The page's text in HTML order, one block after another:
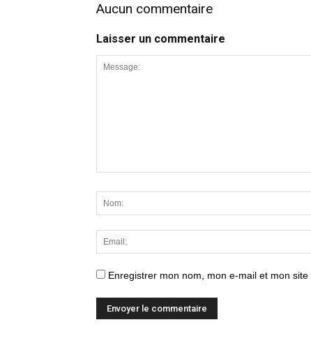
Aucun commentaire
Laisser un commentaire
Enregistrer mon nom, mon e-mail et mon